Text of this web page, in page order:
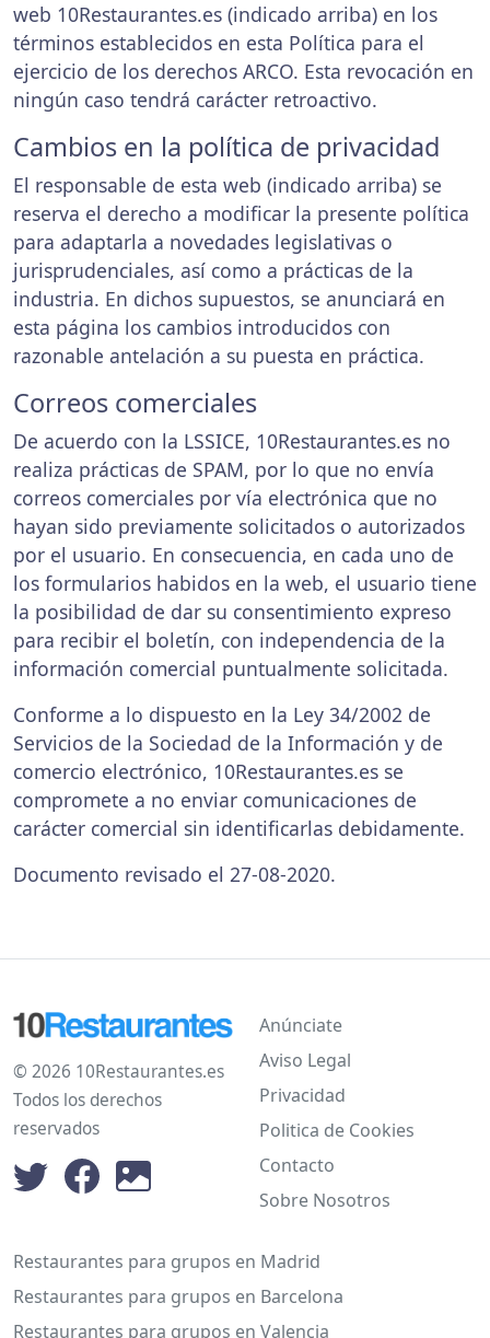
web 10Restaurantes.es (indicado arriba) en los
términos establecidos en esta Política para el
ejercicio de los derechos ARCO. Esta revocación en
ningún caso tendrá carácter retroactivo.
Cambios en la política de privacidad
El responsable de esta web (indicado arriba) se
reserva el derecho a modificar la presente política
para adaptarla a novedades legislativas o
jurisprudenciales, así como a prácticas de la
industria. En dichos supuestos, se anunciará en
esta página los cambios introducidos con
razonable antelación a su puesta en práctica.
Correos comerciales
De acuerdo con la LSSICE, 10Restaurantes.es no
realiza prácticas de SPAM, por lo que no envía
correos comerciales por vía electrónica que no
hayan sido previamente solicitados o autorizados
por el usuario. En consecuencia, en cada uno de
los formularios habidos en la web, el usuario tiene
la posibilidad de dar su consentimiento expreso
para recibir el boletín, con independencia de la
información comercial puntualmente solicitada.
Conforme a lo dispuesto en la Ley 34/2002 de
Servicios de la Sociedad de la Información y de
comercio electrónico, 10Restaurantes.es se
compromete a no enviar comunicaciones de
carácter comercial sin identificarlas debidamente.
Documento revisado el 27-08-2020.
© 2026 10Restaurantes.es
Todos los derechos
reservados
Anúnciate
Aviso Legal
Privacidad
Politica de Cookies
Contacto
Sobre Nosotros
Restaurantes para grupos en Madrid
Restaurantes para grupos en Barcelona
Restaurantes para grupos en Valencia